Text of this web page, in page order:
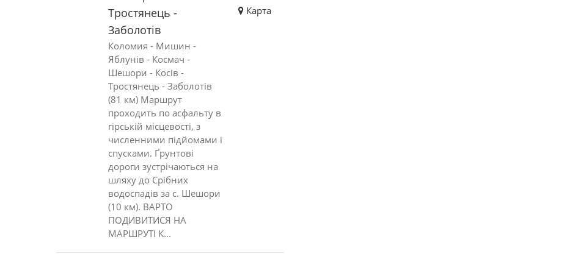
Тростянець -
Заболотів
Коломия - Мишин -
Яблунів - Космач -
Шешори - Косів -
Тростянець - Заболотів
(81 км) Маршрут
проходить по асфальту в
гірській місцевості, з
численними підйомами і
спусками. Ґрунтові
дороги зустрічаються на
шляху до Срібних
водоспадів за с. Шешори
(10 км). ВАРТО
ПОДИВИТИСЯ НА
МАРШРУТІ К...
Карта